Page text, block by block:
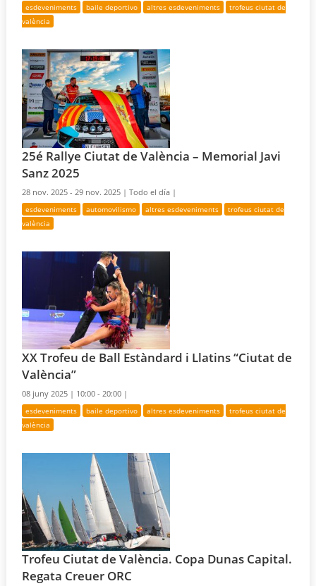
esdeveniments baile deportivo altres esdeveniments
trofeus ciutat de
valència
25é Rallye Ciutat de València – Memorial Javi
Sanz 2025
28 nov. 2025 - 29 nov. 2025 |Todo el día |
esdeveniments automovilismo altres esdeveniments
trofeus ciutat de
valència
XX Trofeu de Ball Estàndard i Llatins “Ciutat de
València”
08 juny 2025 | 10:00 - 20:00 |
esdeveniments baile deportivo altres esdeveniments
trofeus ciutat de
valència
Trofeu Ciutat de València. Copa Dunas Capital.
Regata Creuer ORC